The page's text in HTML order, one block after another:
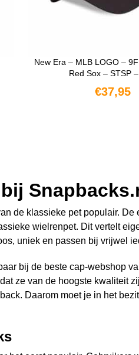
New Era – MLB LOGO –
Red Sox – STSP
€37,95
de klassieke pet populair.
wielrenpet. Dit vertelt
uniek en passen bij vrijwel
bij de beste cap-webshop
ze van de hoogste kwaliteit
Daarom moet je in het